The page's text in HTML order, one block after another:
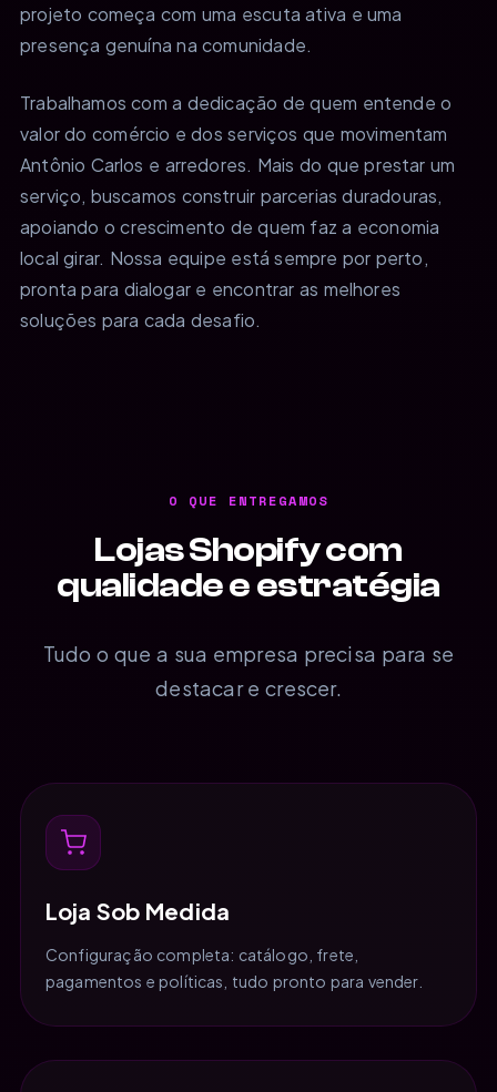
projeto começa com uma escuta ativa e uma
presença genuína na comunidade.
Trabalhamos com a dedicação de quem entende o
valor do comércio e dos serviços que movimentam
Antônio Carlos e arredores. Mais do que prestar um
serviço, buscamos construir parcerias duradouras,
apoiando o crescimento de quem faz a economia
local girar. Nossa equipe está sempre por perto,
pronta para dialogar e encontrar as melhores
soluções para cada desafio.
O QUE ENTREGAMOS
Lojas Shopify com
qualidade e estratégia
Tudo o que a sua empresa precisa para se
destacar e crescer.
Loja Sob Medida
Configuração completa: catálogo, frete,
pagamentos e políticas, tudo pronto para vender.